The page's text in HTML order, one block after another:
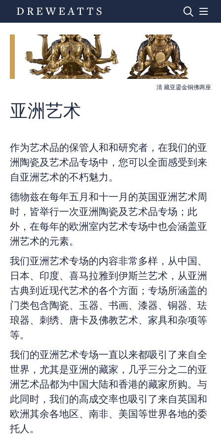
Home
Departments
Valuations
News & Videos
About
Contact Us
EN
Payments
Log In / Logout
Register
清 藏亚鎏金铜佛两座
亚洲艺术
作为艺术品的保管人和和研究者，在我们的亚
洲陶瓷及艺术品专场中，您可以全面感受到来
自亚洲艺术的不朽魅力。
德物兹在每年五月和十一月的英国亚洲艺术周
时，皆举行一次亚洲陶瓷及艺术品专场；此
外，在每年的欧洲室内艺术专场中也会涵盖亚
洲艺术的元素。
我们亚洲艺术专场的内容非常多样，从中国、
日本、印度、喜马拉雅到伊斯兰艺术，从亚洲
古典到近现代艺术的各个方面；专场所涵盖的
门类包含陶瓷、玉器、书画、漆器、铜器、珐
琅器、刺绣、唐卡及佛教艺术、家具和杂项等
等。
我们的亚洲艺术专场一直以来都吸引了来自全
世界，尤其是亚洲的藏家，几乎三分之二的亚
洲艺术品都为中国大陆和香港的藏家所购。与
此同时，我们的高成交率也吸引了来自英国和
欧洲其余各地区、南非、美国等世界各地的委
托人。